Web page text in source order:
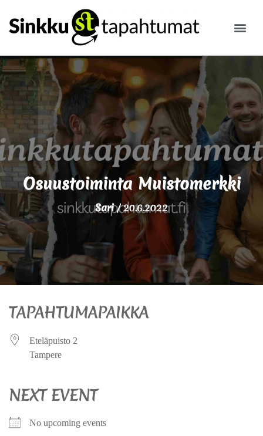
Osuustoiminta Muistomerkki
Sari/20.6.2022
TAPAHTUMAPAIKKA
Eteläpuisto 2
Tampere
NEXT EVENT
No upcoming events